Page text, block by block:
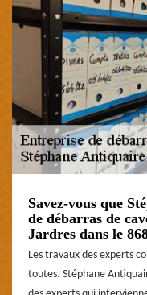
Savez-vous que
de débarras de
Jardres dans le
Les travaux des experts
toutes. Stéphane